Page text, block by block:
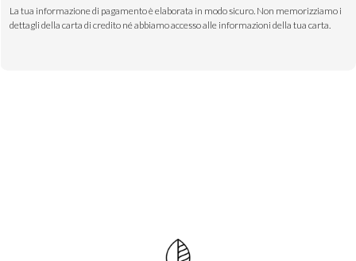
La tua informazione di pagamento è elaborata in modo sicuro. Non memorizziamo i
dettagli della carta di credito né abbiamo accesso alle informazioni della tua carta.